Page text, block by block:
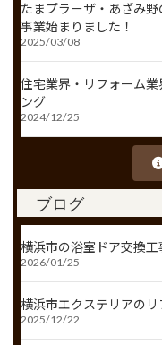
たまプラーザ・あざみ
事業始まりました！
2025/03/08
住宅業界・リフォーム
ング
2024/12/25
ブログ
横浜市の浴室ドア交換工
2026/01/25
横浜市エクステリアのリ
2025/12/22